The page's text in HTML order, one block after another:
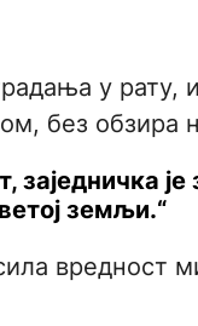
у рату,
без обзира
заједничка
земљи.“
вредност